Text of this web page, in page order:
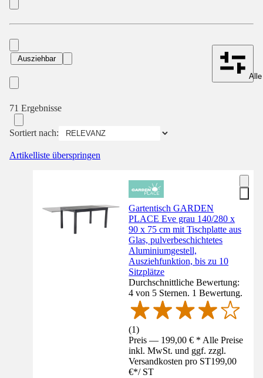
Ausziehbar
71 Ergebnisse
Sortiert nach:
Artikelliste überspringen
Gartentisch GARDEN
PLACE Eve grau 140/280 x
90 x 75 cm mit Tischplatte aus
Glas, pulverbeschichtetes
Aluminiumgestell,
Ausziehfunktion, bis zu 10
Sitzplätze
Durchschnittliche Bewertung:
4 von 5 Sternen. 1 Bewertung.
(1)
Preis — 199,00 € * Alle Preise
inkl. MwSt. und ggf. zzgl.
Versandkosten pro ST199,00
€*/ ST